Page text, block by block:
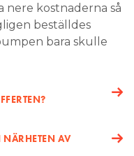
kostnaderna så
beställdes
bara skulle
NÄRHETEN AV